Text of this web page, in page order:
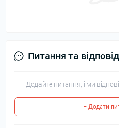
Питання та
Додайте питання, і ми
+ Додати